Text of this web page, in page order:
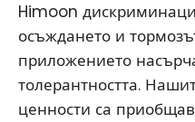
Himoon
осъждането и
приложението
толерантността.
ценности са